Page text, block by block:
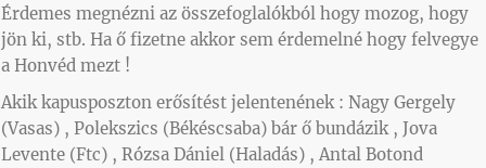
Érdemes megnézni az összefoglalókból hogy mozog, hogy
jön ki, stb. Ha ő fizetne akkor sem érdemelné hogy felvegye
a Honvéd mezt !
Akik kapusposzton erősítést jelentenének : Nagy Gergely
(Vasas) , Polekszics (Békéscsaba) bár ő bundázik , Jova
Levente (Ftc) , Rózsa Dániel (Haladás) , Antal Botond